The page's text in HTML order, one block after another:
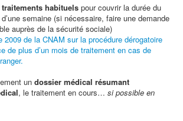
habituels pour couvrir la durée du
semaine (si nécessaire, faire une demande
auprès de la sécurité sociale)
2009 de la CNAM sur la procédure dérogatoire
de plus d’un mois de traitement en cas de
un dossier médical résumant
, le traitement en cours… si possible en